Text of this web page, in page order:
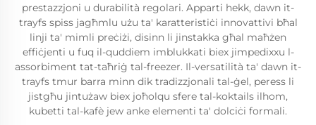
prestazzjoni u durabilità regolari. Apparti hekk, dawn it-
trayfs spiss jagħmlu użu ta' karatteristiċi innovattivi bħal
linji ta' mimli preċiżi, disinn li jinstakka għal maħżen
effiċjenti u fuq il-quddiem imblukkati biex jimpedixxu l-
assorbiment tat-taħriġ tal-freezer. Il-versatilità ta' dawn it-
trayfs tmur barra minn dik tradizzjonali tal-ġel, peress li
jistgħu jintużaw biex joħolqu sfere tal-koktails ilhom,
kubetti tal-kafè jew anke elementi ta' dolciċi formali.